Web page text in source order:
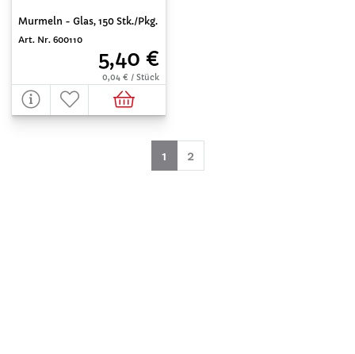
Murmeln - Glas, 150 Stk./Pkg.
Art. Nr. 600110
5,40 €
0,04 € / Stück
1 (aktuell)
2